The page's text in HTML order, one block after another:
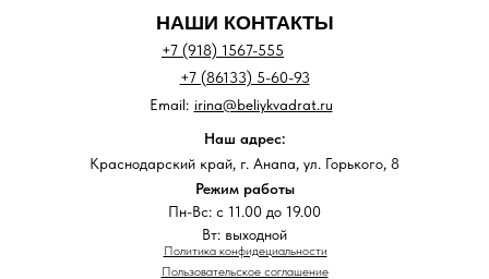
Политика конфидециальности
Пользовательское соглашение
НАШИ КОНТАКТЫ
+7 (918) 1567-555
+7 (86133) 5-60-93
Наш адрес:
Краснодарский край, г. Анапа, ул. Горького, 8
Режим работы
Пн-Вс: с 11.00 до 19.00
Вт: выходной
irina@beliykvadrat.ru
Email: